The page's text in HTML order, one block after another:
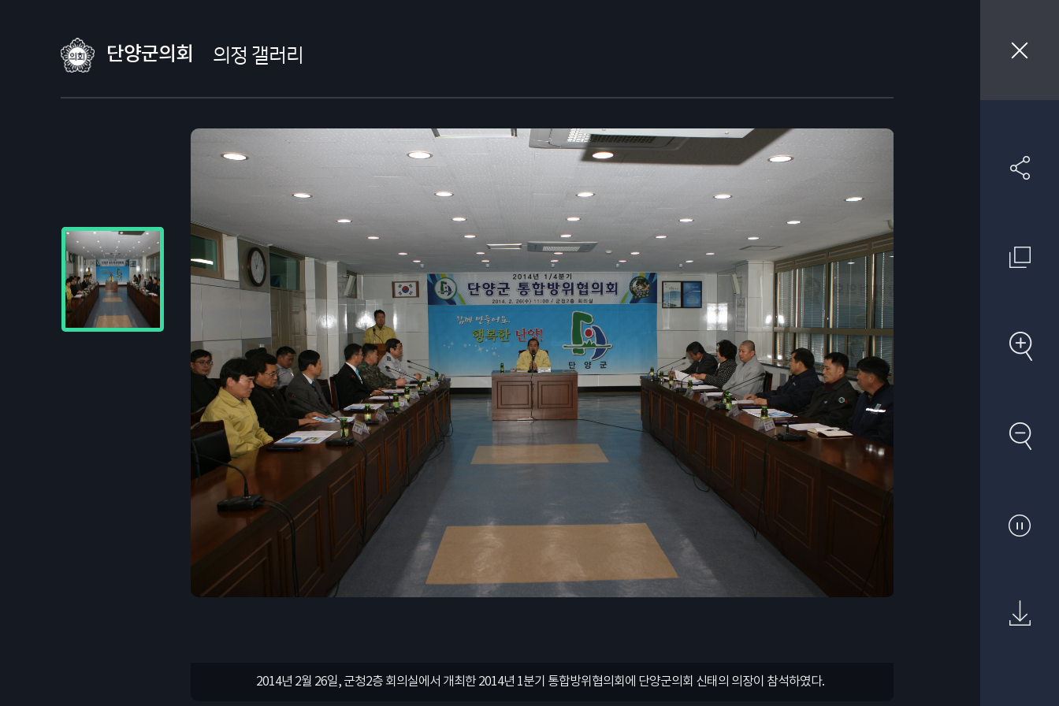
단양군의회 의정 갤러리
2014년 2월 26일, 군청2층 회의실에서 개최한 2014년 1분기 통합방위협의회에 단양군의회 신태의 의장이 참석하였다.
2014년 2월 26일, 군청2층 회의실에서 개최한 2014년 1분기 통합방위협의회에 단양군의회 신태의 의장이 참석하였다.